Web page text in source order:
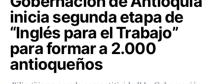
inicia segunda etapa de
“Inglés para el Trabajo”
para formar a 2.000
antioqueños